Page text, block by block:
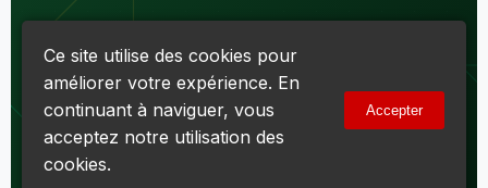
© 2026Maddison Électronique Inc.
Politique de confidentialité & Cookies|
Conditions d'utilisation
Numéro d'entreprise du Québec (NEQ) :
R138919030RT0001 • TVQ : 10-1702-3051TQ0001
Ce site utilise des cookies pour
améliorer votre expérience. En
continuant à naviguer, vous
acceptez notre utilisation des
cookies.
Accepter